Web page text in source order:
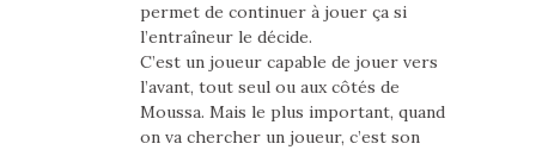
permet de continuer à jouer ça si
l’entraîneur le décide.
C’est un joueur capable de jouer vers
l’avant, tout seul ou aux côtés de
Moussa. Mais le plus important, quand
on va chercher un joueur, c’est son